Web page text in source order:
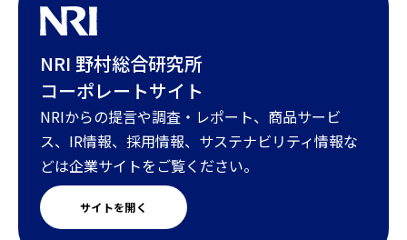
NRI 野村総合研究所
コーポレートサイト
NRIからの提言や調査・レポート、商品サービ
ス、IR情報、採用情報、サステナビリティ情報な
どは企業サイトをご覧ください。
サイトを開く